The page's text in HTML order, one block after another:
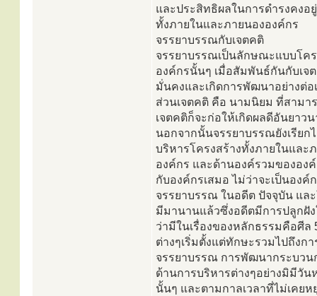
และประสิทธิผลในการดำรงคงอ
ทั้งภายในและภายนององค์กร
จรรยาบรรณกับเจตคติ
จรรยาบรรณเป็นลักษณะแบบโค
องค์กรนั้นๆ เมื่อสัมพันธ์กันกับเจ
มั่นคงและเกิดการพัฒนาอย่างต่อ
ส่วนเจตคติ คือ นามนิยม ที่สามา
เจตคติก็จะก่อให้เกิดผลดีอันยา
นอกจากนั้นจรรยาบรรณยังเรีย
บริหารโครงสร้างทั้งภายในแล
องค์กร และด้านองค์รวมของอ
กับองค์กรเสมอ ไม่ว่าจะเป็นอง
จรรยาบรรณ ในอดีต ปัจจุบัน แ
มีมานานแล้วซึ่งอดีตมีการปลูกฝั
ว่ามีในเรื่องของหลักธรรมคือศีล
ต่างๆเริ่มตั้งแต่ทักษะรวมไปถึง
จรรยาบรรณ การพัฒนากระบวน
ด้านการบริหารต่างๆอย่างมิมีวั
นั้นๆ และตามกาลเวลาที่ไม่เคย